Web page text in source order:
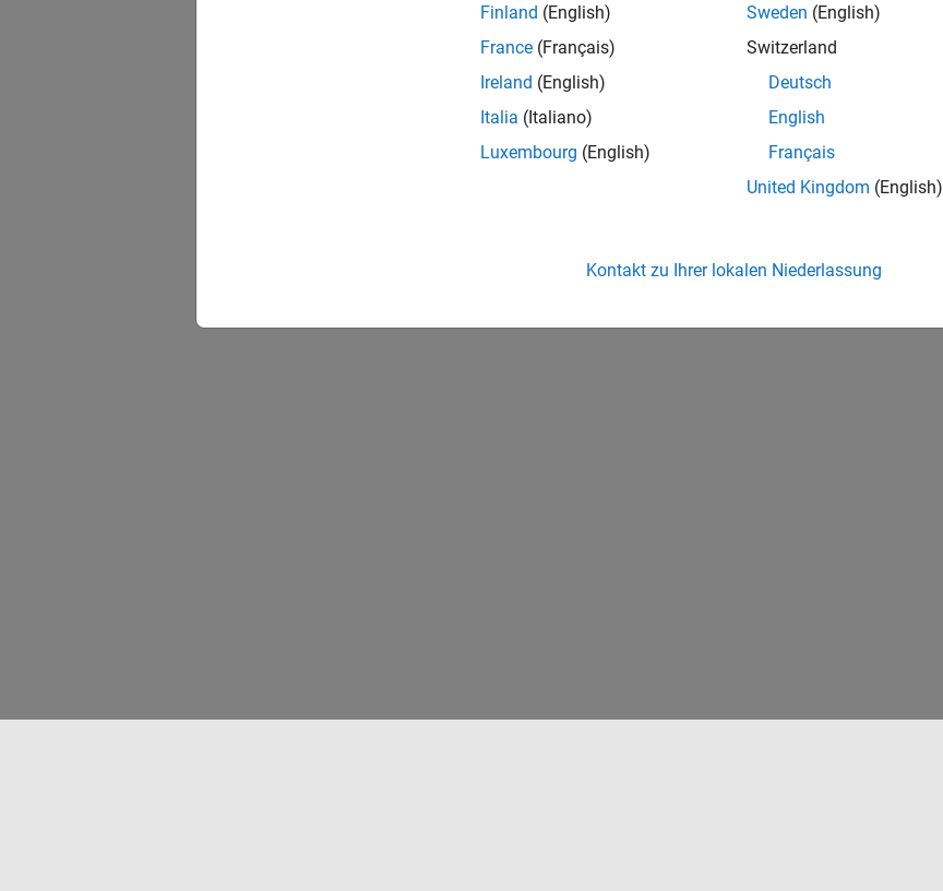
Finland (English)
France (Français)
Ireland (English)
Italia (Italiano)
Luxembourg (English)
Sweden (English)
Switzerland
Deutsch
English
Français
United Kingdom (English)
Kontakt zu Ihrer lokalen Niederlassung